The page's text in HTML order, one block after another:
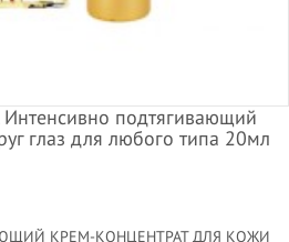
Интенсивно подтягивающий
глаз для любого типа 20мл
КРЕМ-КОНЦЕНТРАТ ДЛЯ КОЖИ